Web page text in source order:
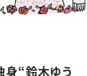
身“鈴木ゆう